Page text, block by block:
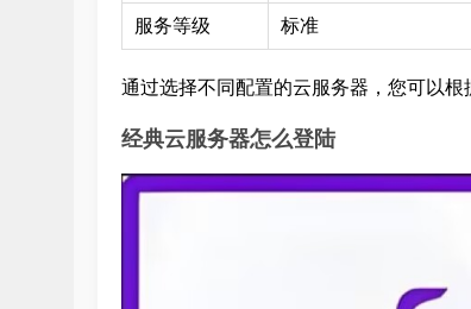
服务等级 标准
通过选择不同配置的云服务器，您可以根
经典云服务器怎么登陆